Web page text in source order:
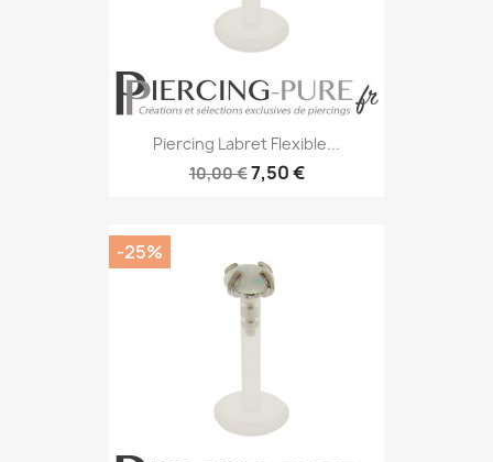
Piercing Labret Flexible...
10,00 €7,50 €
-25%